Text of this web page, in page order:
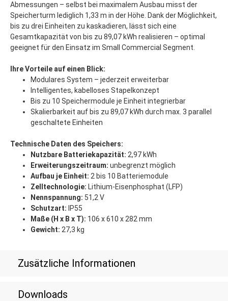
Zusätzliche Informationen
Downloads
Abmessungen – selbst bei maximalem Ausbau misst der
Speicherturm lediglich 1,33 m in der Höhe. Dank der Möglichkeit,
bis zu drei Einheiten zu kaskadieren, lässt sich eine
Gesamtkapazität von bis zu 89,07 kWh realisieren – optimal
geeignet für den Einsatz im Small Commercial Segment.
Ihre Vorteile auf einen Blick:
Modulares System – jederzeit erweiterbar
Intelligentes, kabelloses Stapelkonzept
Bis zu 10 Speichermodule je Einheit integrierbar
Skalierbarkeit auf bis zu 89,07 kWh durch max. 3 parallel
geschaltete Einheiten
Technische Daten des Speichers:
Nutzbare Batteriekapazität: 2,97 kWh
Erweiterungszeitraum: unbegrenzt möglich
Aufbau je Einheit: 2 bis 10 Batteriemodule
Zelltechnologie: Lithium-Eisenphosphat (LFP)
Nennspannung: 51,2 V
Schutzart: IP55
Maße (H x B x T): 106 x 610 x 282 mm
Gewicht: 27,3 kg